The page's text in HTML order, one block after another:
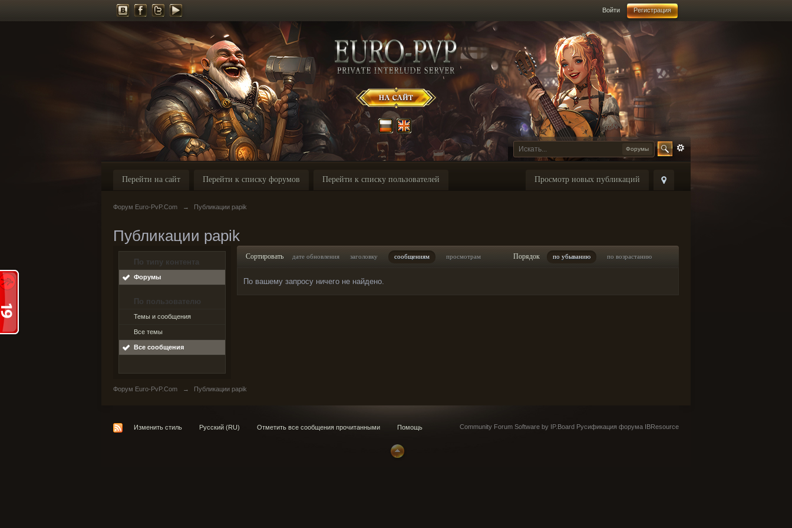
Войти Регистрация
Форумы
Просмотр новых публикаций
Перейти на сайт Перейти к списку форумов Перейти к списку пользователей
Форум Euro-PvP.Com → Публикации papik
Публикации papik
По типу контента
Форумы
По пользователю
Темы и сообщения
Все темы
Все сообщения
Сортировать дате обновления заголовку сообщениям просмотрам Порядок по убыванию по возрастанию
По вашему запросу ничего не найдено.
Форум Euro-PvP.Com → Публикации papik
Изменить стиль Русский (RU) Отметить все сообщения прочитанными Помощь Community Forum Software by IP.Board Русификация форума IBResource